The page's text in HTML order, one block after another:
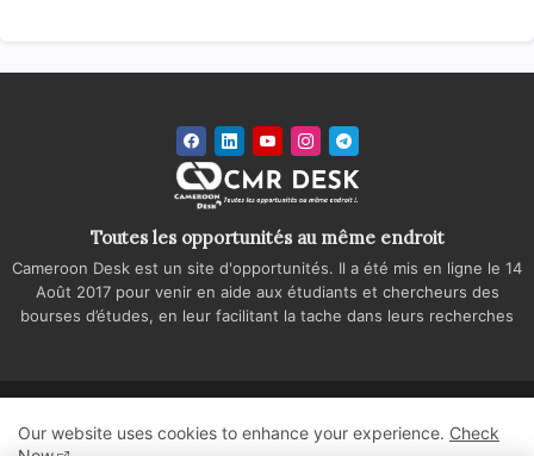
Toutes les opportunités au même endroit
Cameroon Desk est un site d'opportunités. Il a été mis en ligne le 14
Août 2017 pour venir en aide aux étudiants et chercheurs des
bourses d’études, en leur facilitant la tache dans leurs recherches
Politique de confidentialité
Regie publicitaire
Our website uses cookies to enhance your experience. Check